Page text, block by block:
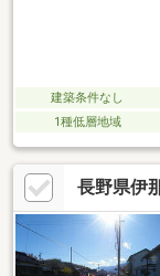
建築条件なし
1種低層地域
長野県伊